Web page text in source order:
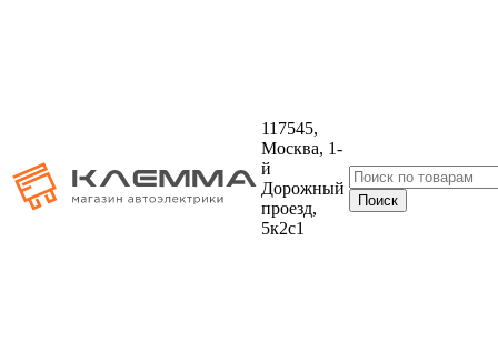
117545,
Москва, 1-
й
Дорожный
проезд,
5к2с1